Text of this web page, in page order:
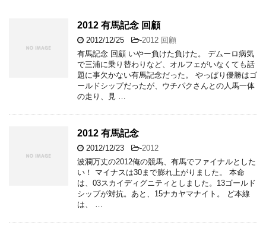
2012 有馬記念 回顧
2012/12/25 -2012 回顧
有馬記念 回顧 いやー負けた負けた。 デムーロ病気
で三浦に乗り替わりなど、オルフェがいなくても話
題に事欠かない有馬記念だった。 やっぱり優勝はゴ
ールドシップだったが、ウチパクさんとの人馬一体
の走り、見 …
2012 有馬記念
2012/12/23 -2012
波瀾万丈の2012俺の競馬、有馬でファイナルとした
い！ マイナスは30まで膨れ上がりました。 本命
は、03スカイディグニティとしました。13ゴールド
シップが対抗。あと、15ナカヤマナイト。 ど本線
は、 …